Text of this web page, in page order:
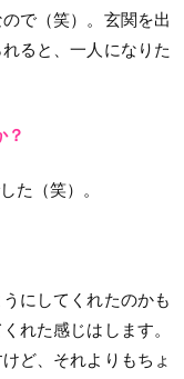
で（笑）。玄関を出
ると、一人になりた
？
た（笑）。
にしてくれたのかも
れた感じはします。
ど、それよりもちょ